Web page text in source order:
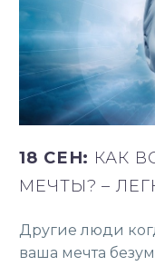
18 СЕН: КАК
МЕЧТЫ? –
Другие люди
ваша мечта